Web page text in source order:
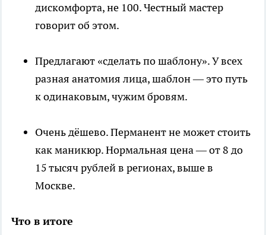
дискомфорта, не 100. Честный мастер
говорит об этом.
Предлагают «сделать по шаблону». У всех
разная анатомия лица, шаблон — это путь
к одинаковым, чужим бровям.
Очень дёшево. Перманент не может стоить
как маникюр. Нормальная цена — от 8 до
15 тысяч рублей в регионах, выше в
Москве.
Что в итоге